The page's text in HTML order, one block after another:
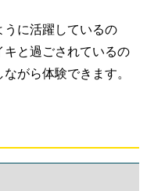
うに活躍しているの
と過ごされているの
がら体験できます。